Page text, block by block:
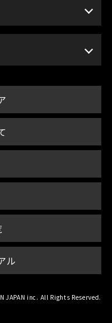
ル
inc. All Rights Reserved.